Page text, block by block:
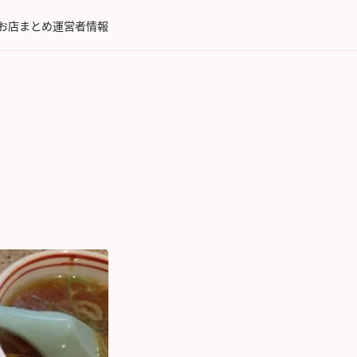
店まとめ運営者情報